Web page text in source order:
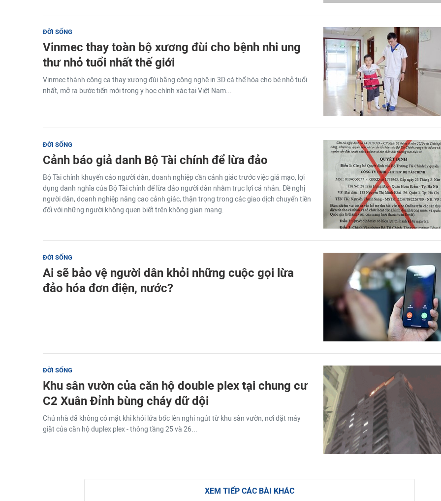
ĐỜI SỐNG
Vinmec thay toàn bộ xương đùi cho bệnh nhi ung
thư nhỏ tuổi nhất thế giới
Vinmec thành công ca thay xương đùi bằng công nghệ in 3D cá thể hóa cho bé nhỏ tuổi
nhất, mở ra bước tiến mới trong y học chính xác tại Việt Nam...
ĐỜI SỐNG
Cảnh báo giả danh Bộ Tài chính để lừa đảo
Bộ Tài chính khuyến cáo người dân, doanh nghiệp cần cảnh giác trước việc giả mạo, lợi
dụng danh nghĩa của Bộ Tài chính để lừa đảo người dân nhằm trục lợi cá nhân. Đề nghị
người dân, doanh nghiệp nâng cao cảnh giác, thận trọng trong các giao dịch chuyển tiền
đối với những người không quen biết trên không gian mạng.
ĐỜI SỐNG
Ai sẽ bảo vệ người dân khỏi những cuộc gọi lừa
đảo hóa đơn điện, nước?
ĐỜI SỐNG
Khu sân vườn của căn hộ double plex tại chung cư
C2 Xuân Đỉnh bùng cháy dữ dội
Chủ nhà đã không có mặt khi khói lửa bốc lên nghi ngút từ khu sân vườn, nơi đặt máy
giặt của căn hộ duplex plex - thông tầng 25 và 26...
XEM TIẾP CÁC BÀI KHÁC